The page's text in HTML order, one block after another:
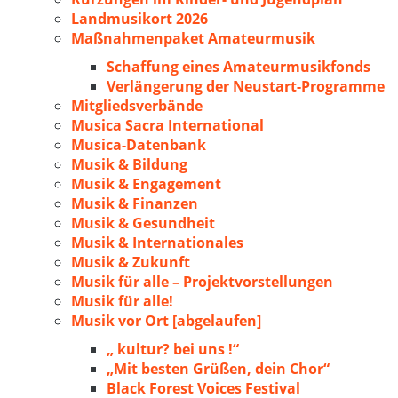
Landmusikort 2026
Maßnahmenpaket Amateurmusik
Schaffung eines Amateurmusikfonds
Verlängerung der Neustart-Programme
Mitgliedsverbände
Musica Sacra International
Musica-Datenbank
Musik & Bildung
Musik & Engagement
Musik & Finanzen
Musik & Gesundheit
Musik & Internationales
Musik & Zukunft
Musik für alle – Projektvorstellungen
Musik für alle!
Musik vor Ort [abgelaufen]
„ kultur? bei uns !“
„Mit besten Grüßen, dein Chor“
Black Forest Voices Festival